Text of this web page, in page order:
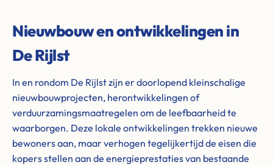
Nieuwbouw en ontwikkelingen in
De Rijlst
In en rondom De Rijlst zijn er doorlopend kleinschalige
nieuwbouwprojecten, herontwikkelingen of
verduurzamingsmaatregelen om de leefbaarheid te
waarborgen. Deze lokale ontwikkelingen trekken nieuwe
bewoners aan, maar verhogen tegelijkertijd de eisen die
kopers stellen aan de energieprestaties van bestaande